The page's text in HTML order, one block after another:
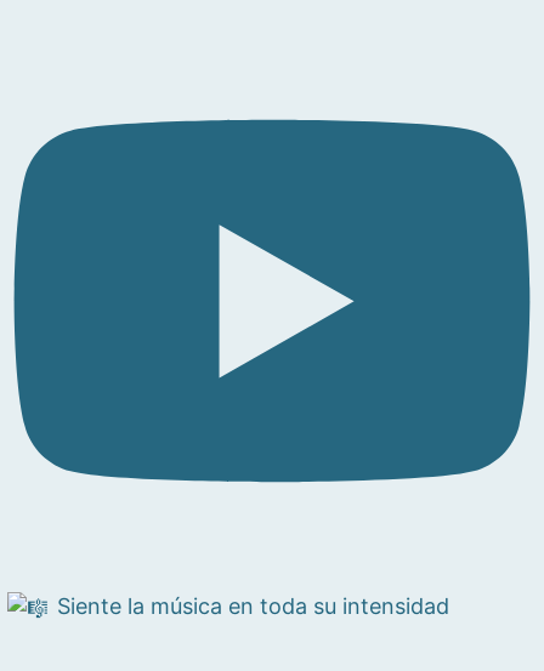
Siente la música en toda su intensidad